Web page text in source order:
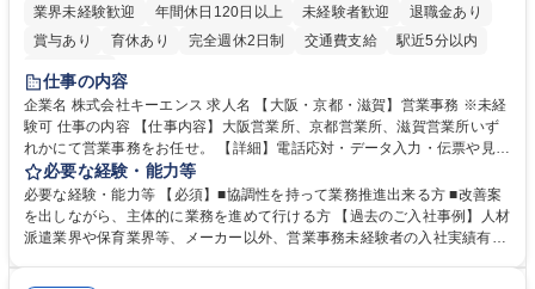
業界未経験歓迎
年間休日120日以上 未経験者歓迎
退職金あり
賞与あり
育休あり 完全週休2日制 交通費支給
駅近5分以内
土日祝休み
仕事の内容
企業名 株式会社キーエンス 求人名 【大阪・京都・滋賀】営業事務 ※未経
験可 仕事の内容 【仕事内容】大阪営業所、京都営業所、滋賀営業所いず
れかにて営業事務をお任せ。 【詳細】電話応対・データ入力・伝票や見積
の作成・カタログ送付・来客対応・営業所内で発生する事務業務や業務改
善をお任せ。 【教育制度】ご入社後、育成担当とペアになりながらOJTに
て業務を覚えていただくことが可能です。業務システムがきちんと構築さ
れているため、スムーズに仕事に慣れることができる環境です。また、
必要な経験・能力等
必要な経験・能力等 【必須】■協調性を持って業務推進出来る方 ■改善案
を出しながら、主体的に業務を進めて行ける方 【過去のご入社事例】人材
派遣業界や保育業界等、メーカー以外、営業事務未経験者の入社実績有